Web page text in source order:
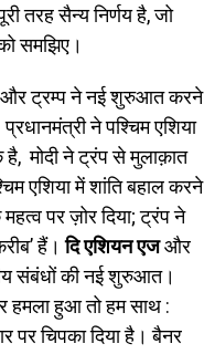
तरह सैन्य निर्णय है, जो
समझिए।
और ट्रम्प ने नई शुरुआत करने
ने पश्चिम एशिया
है, मोदी ने ट्रंप से मुलाक़ात
एशिया में शांति बहाल करने
पर ज़ोर दिया; ट्रंप ने
हैं।दि एशियन एजऔर
संबंधों की नई शुरुआत।
हमला हुआ तो हम साथ :
पर चिपका दिया है। बैनर